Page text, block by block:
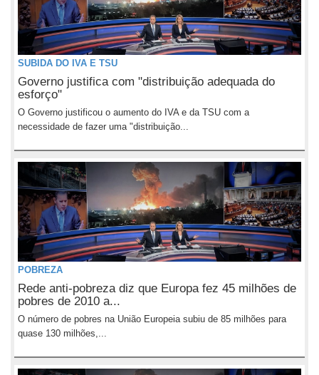
SUBIDA DO IVA E TSU
Governo justifica com "distribuição adequada do
esforço"
O Governo justificou o aumento do IVA e da TSU com a
necessidade de fazer uma "distribuição...
POBREZA
Rede anti-pobreza diz que Europa fez 45 milhões de
pobres de 2010 a...
O número de pobres na União Europeia subiu de 85 milhões para
quase 130 milhões,...